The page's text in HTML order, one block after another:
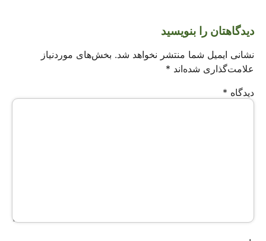
دیدگاهتان را بنویسید
نشانی ایمیل شما منتشر نخواهد شد. بخش‌های موردنیاز
علامت‌گذاری شده‌اند *
دیدگاه *